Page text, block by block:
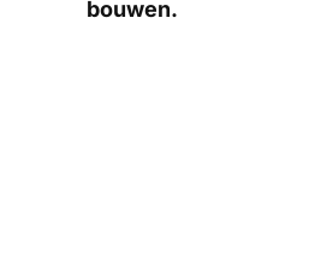
bouwen.